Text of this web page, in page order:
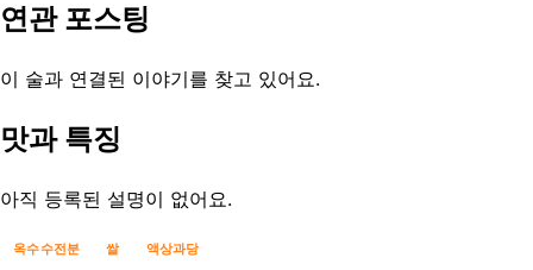
연관 포스팅
이 술과 연결된 이야기를 찾고 있어요.
맛과 특징
아직 등록된 설명이 없어요.
옥수수전분 쌀 액상과당